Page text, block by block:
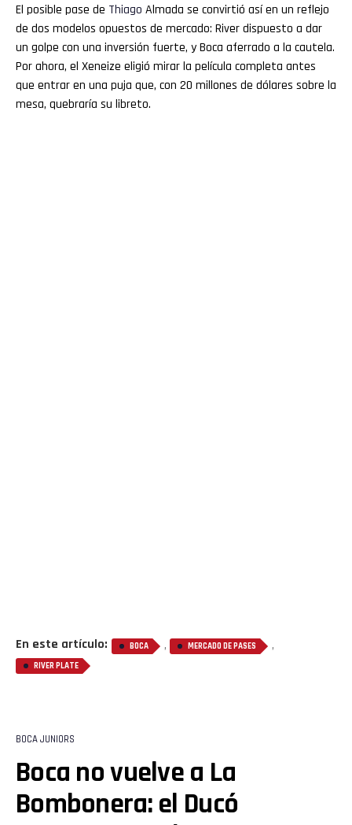
El posible pase de Thiago Almada se convirtió así en un reflejo
de dos modelos opuestos de mercado: River dispuesto a dar
un golpe con una inversión fuerte, y Boca aferrado a la cautela.
Por ahora, el Xeneize eligió mirar la película completa antes
que entrar en una puja que, con 20 millones de dólares sobre la
mesa, quebraría su libreto.
En este artículo: BOCA , MERCADO DE PASES ,
RIVER PLATE
BOCA JUNIORS
Boca no vuelve a La
Bombonera: el Ducó